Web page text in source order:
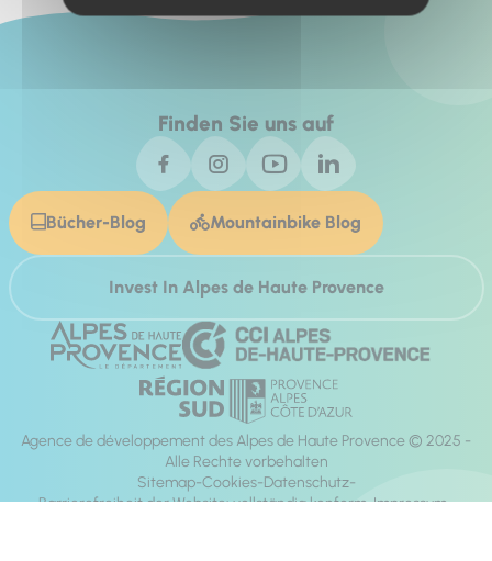
Finden Sie uns auf
Bücher-Blog Mountainbike Blog
Invest In Alpes de Haute Provence
Agence de développement des Alpes de Haute Provence © 2025 -
Alle Rechte vorbehalten
Sitemap Cookies Datenschutz
Barrierefreiheit der Website: vollständig konform Impressum